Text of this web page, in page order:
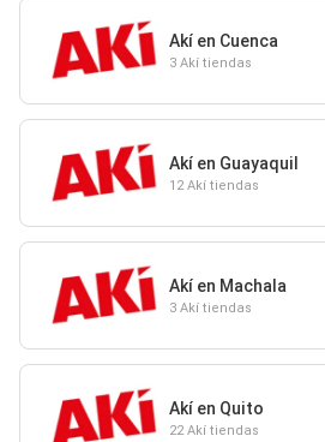
Akí en Cuenca
3 Akí tiendas
Akí en Guayaquil
12 Akí tiendas
Akí en Machala
3 Akí tiendas
Akí en Quito
22 Akí tiendas